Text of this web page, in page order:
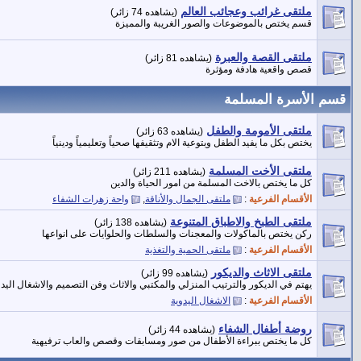
ملتقى غرائب وعجائب العالم (يشاهده 74 زائر)
قسم يختص بالموضوعات والصور الغريبة والمميزة
ملتقى القصة والعبرة (يشاهده 81 زائر)
قصص واقعية هادفة ومؤثرة
قسم الأسرة المسلمة
ملتقى الأمومة والطفل (يشاهده 63 زائر)
يختص بكل ما يفيد الطفل وبتوعية الام وتثقيفها صحياً وتعليمياً ودينياً
ملتقى الأخت المسلمة (يشاهده 211 زائر)
كل ما يختص بالاخت المسلمة من امور الحياة والدين
الأقسام الفرعية : ملتقى الجمال والأناقة واحة زهرات الشفاء
ملتقى الطبخ والاطباق المتنوعة (يشاهده 138 زائر)
ركن يختص بالماكولات والمعجنات والسلطات والحلوايات على انواعها
الأقسام الفرعية : ملتقى الحمية والتغذية
ملتقى الاثاث والديكور (يشاهده 99 زائر)
يهتم في الديكور والترتيب المنزلي والمكتبي والاثاث وفن التصميم والاشغال
الأقسام الفرعية : الاشغال اليدوية
روضة أطفال الشفاء (يشاهده 44 زائر)
كل ما يختص ببراءة الأطفال من صور ومسابقات وقصص والعاب ترفيهية